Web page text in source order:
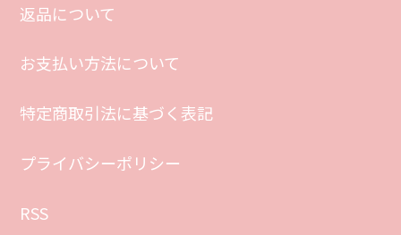
返品について
お支払い方法について
特定商取引法に基づく表記
プライバシーポリシー
RSS